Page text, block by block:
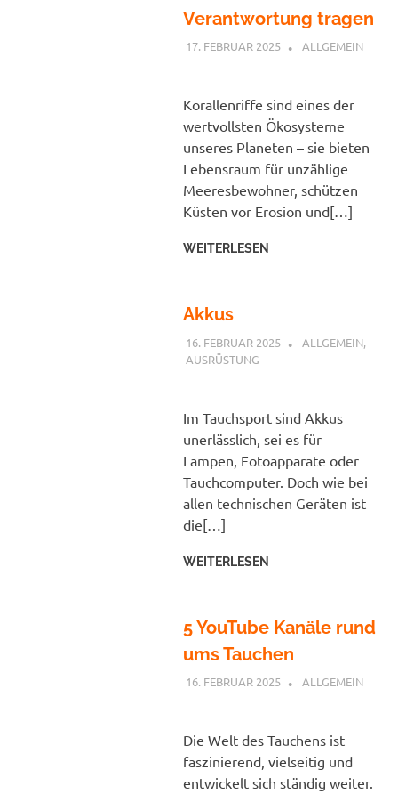
Verantwortung tragen
17. FEBRUAR 2025 PETER
ALLGEMEIN
Korallenriffe sind eines der
wertvollsten Ökosysteme
unseres Planeten – sie bieten
Lebensraum für unzählige
Meeresbewohner, schützen
Küsten vor Erosion und[…]
WEITERLESEN
Akkus
16. FEBRUAR 2025 PETER
ALLGEMEIN,
AUSRÜSTUNG
Im Tauchsport sind Akkus
unerlässlich, sei es für
Lampen, Fotoapparate oder
Tauchcomputer. Doch wie bei
allen technischen Geräten ist
die[…]
WEITERLESEN
5 YouTube Kanäle rund
ums Tauchen
16. FEBRUAR 2025 PETER
ALLGEMEIN
Die Welt des Tauchens ist
faszinierend, vielseitig und
entwickelt sich ständig weiter.